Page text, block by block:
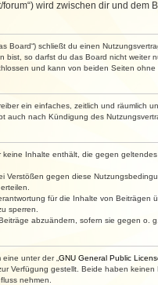
forum“) wird zwischen dir und
Board“) schließt du einen
bist, so darfst du das Board nicht
und kann von beiden Seiten
ein einfaches, zeitlich und
auch nach Kündigung des
keine Inhalte enthält, die gegen
Verstößen gegen diese
für die Inhalte von
sperren.
abzuändern, sofern sie gegen
unter der „ GNU General Public
Verfügung gestellt. Beide haben
nehmen.